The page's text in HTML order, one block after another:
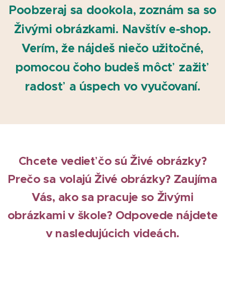
Poobzeraj sa dookola, zoznám sa so
Živými obrázkami. Navštív e-shop.
Verím, že nájdeš niečo užitočné,
pomocou čoho budeš môcť zažiť
radosť a úspech vo vyučovaní.
Chcete vedieť čo sú Živé obrázky?
Prečo sa volajú Živé obrázky? Zaujíma
Vás, ako sa pracuje so Živými
obrázkami v škole? Odpovede nájdete
v nasledujúcich videách.